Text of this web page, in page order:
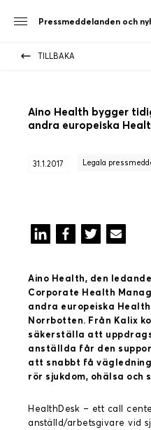
Pressmeddelanden och
TILLBAKA
Aino Health bygger
andra europeiska
31.1.2017 Legala
Aino Health, den
Corporate Health
andra europeiska
Norrbotten. Från Kalix
säkerställa att
anställda får den
att snabbt få
rör sjukdom, ohälsa
HealthDesk – ett call
anställd/arbetsgivare vid